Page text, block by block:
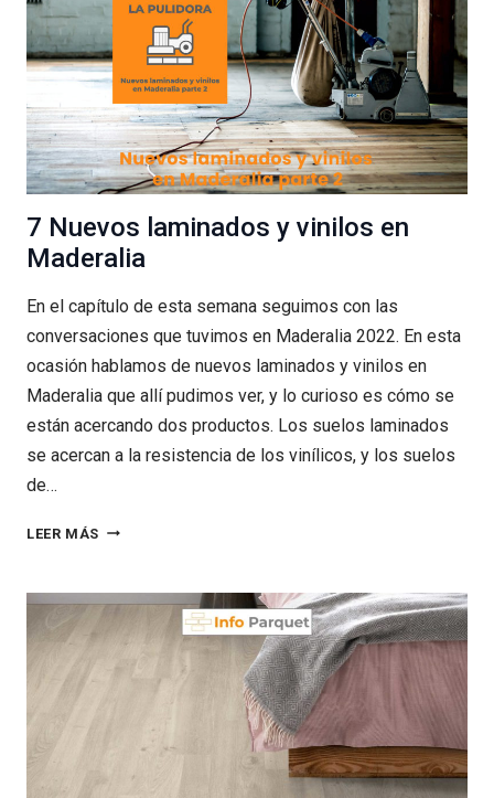
Y
VINÍLICOS
7 Nuevos laminados y vinilos en
Maderalia
En el capítulo de esta semana seguimos con las
conversaciones que tuvimos en Maderalia 2022. En esta
ocasión hablamos de nuevos laminados y vinilos en
Maderalia que allí pudimos ver, y lo curioso es cómo se
están acercando dos productos. Los suelos laminados
se acercan a la resistencia de los vinílicos, y los suelos
de…
LEER MÁS
LAMINADOS
VINILOS